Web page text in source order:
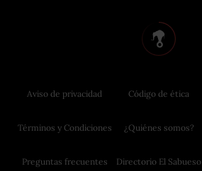
Aviso de privacidad
Términos y Condiciones
Preguntas frecuentes
Código de ética
¿Quiénes somos?
Directorio El Sabueso